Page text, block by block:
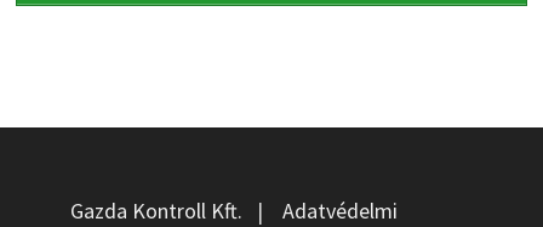
Gazda Kontroll Kft. | Adatvédelmi